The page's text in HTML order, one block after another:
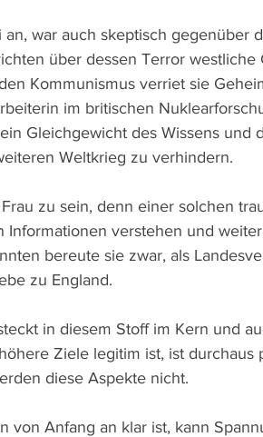
war auch skeptisch gegenüber
über dessen Terror westliche
Kommunismus verriet sie
im britischen
Gleichgewicht des Wissens und
Weltkrieg zu verhindern.
zu sein, denn einer solchen
Informationen verstehen und
bereute sie zwar, als
zu England.
in diesem Stoff im Kern und
Ziele legitim ist, ist durchaus
diese Aspekte nicht.
von Anfang an klar ist, kann